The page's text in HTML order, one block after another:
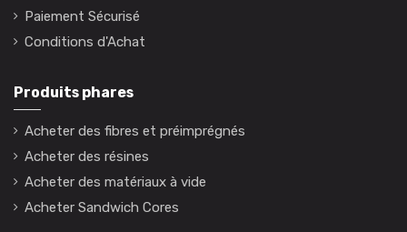
Paiement Sécurisé
Conditions d'Achat
Produits phares
Acheter des fibres et préimprégnés
Acheter des résines
Acheter des matériaux à vide
Acheter Sandwich Cores